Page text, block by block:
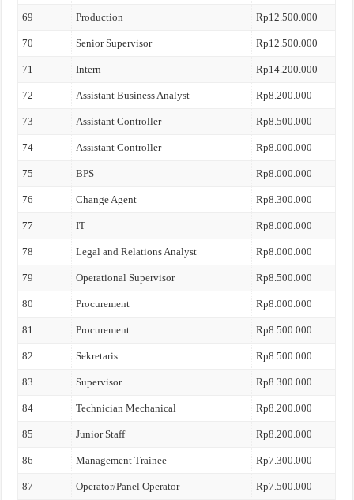
69 Production Rp12.500.000
70 Senior Supervisor Rp12.500.000
71 Intern Rp14.200.000
72 Assistant Business Analyst Rp8.200.000
73 Assistant Controller Rp8.500.000
74 Assistant Controller Rp8.000.000
75 BPS Rp8.000.000
76 Change Agent Rp8.300.000
77 IT Rp8.000.000
78 Legal and Relations Analyst Rp8.000.000
79 Operational Supervisor Rp8.500.000
80 Procurement Rp8.000.000
81 Procurement Rp8.500.000
82 Sekretaris Rp8.500.000
83 Supervisor Rp8.300.000
84 Technician Mechanical Rp8.200.000
85 Junior Staff Rp8.200.000
86 Management Trainee Rp7.300.000
87 Operator/Panel Operator Rp7.500.000